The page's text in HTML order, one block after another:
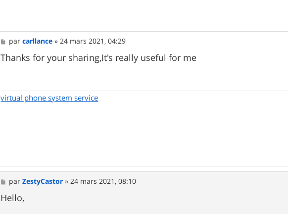
M
e
s
s
parcarllance »24 mars 2021, 04:29
Thanks for your sharing,It's really useful for me
virtual phone system service
M
e
s
s
parZestyCastor »24 mars 2021, 08:10
Hello,